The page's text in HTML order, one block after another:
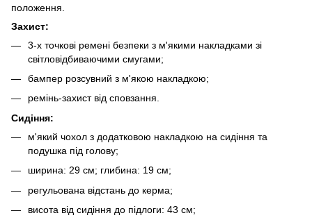
положення.
Захист:
3-х точкові ремені безпеки з м'якими накладками зі
світловідбиваючими смугами;
бампер розсувний з м'якою накладкою;
ремінь-захист від сповзання.
Сидіння:
м'який чохол з додатковою накладкою на сидіння та
подушка під голову;
ширина: 29 см; глибина: 19 см;
регульована відстань до керма;
висота від сидіння до підлоги: 43 см;